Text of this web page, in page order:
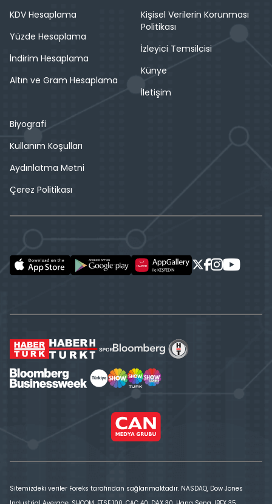
KDV Hesaplama
Yüzde Hesaplama
İndirim Hesaplama
Altın ve Gram Hesaplama
Kişisel Verilerin Korunması
Politikası
İzleyici Temsilcisi
Künye
İletişim
Biyografi
Kullanım Koşulları
Aydınlatma Metni
Çerez Politikası
Sitemizdeki veriler Foreks tarafından sağlanmaktadır. NASDAQ, Dow Jones